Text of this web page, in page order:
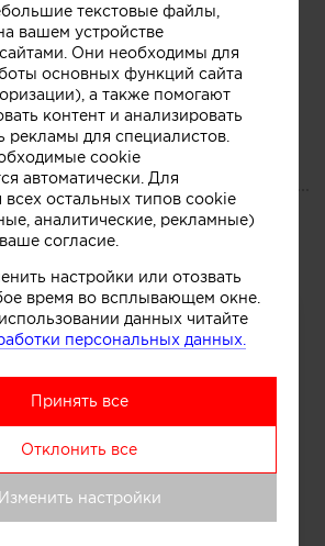
коттеджи, офисы,
— 3D, чертежи,
5 000 ₽/м. Москва и МО.
ПОРТФОЛИО
Работы
текстовые файлы,
вашем устройстве
Они необходимы для
основных функций сайта
а также помогают
контент и анализировать
рекламы для специалистов.
cookie
автоматически. Для
всех остальных типов cookie
аналитические, рекламные)
согласие.
настройки или отозвать
время во всплывающем окне.
данных читайте
персональных данных.
Принять все
Отклонить все
Изменить настройки